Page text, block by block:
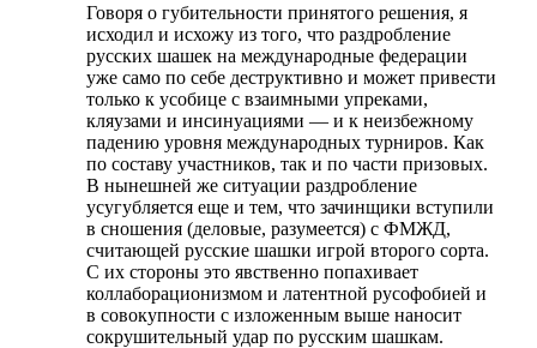
Говоря о губительности принятого решения, я
исходил и исхожу из того, что раздробление
русских шашек на международные федерации
уже само по себе деструктивно и может привести
только к усобице с взаимными упреками,
кляузами и инсинуациями — и к неизбежному
падению уровня международных турниров. Как
по составу участников, так и по части призовых.
В нынешней же ситуации раздробление
усугубляется еще и тем, что зачинщики вступили
в сношения (деловые, разумеется) с ФМЖД,
считающей русские шашки игрой второго сорта.
С их стороны это явственно попахивает
коллаборационизмом и латентной русофобией и
в совокупности с изложенным выше наносит
сокрушительный удар по русским шашкам.